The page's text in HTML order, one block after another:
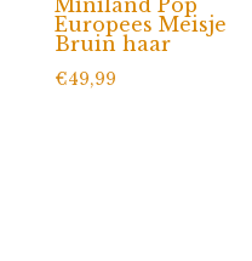
Europees Meisje
Bruin haar
€49,99